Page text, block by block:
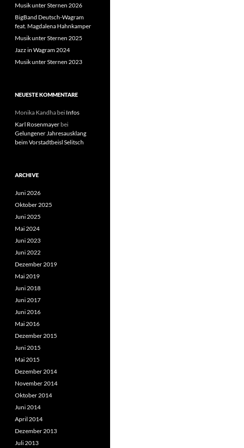
Musik unter Sternen 2026
BigBand Deutsch-Wagram
feat. Magdalena Hahnkamper
Musik unter Sternen 2025
Jazz in Wagram 2024
Musik unter Sternen 2023
NEUESTE KOMMENTARE
Monika Kandha bei Infos
Karl Rosenmayer bei
Gelungener Jahresausklang
beim Vorstadtbeisl Selitsch
ARCHIVE
Juni 2026
Oktober 2025
Juni 2025
Mai 2024
Juni 2023
Juni 2022
Dezember 2019
Mai 2019
Juni 2018
Juni 2017
Juni 2016
Mai 2016
Dezember 2015
Juni 2015
Mai 2015
Dezember 2014
November 2014
Oktober 2014
Juni 2014
April 2014
Dezember 2013
Juli 2013